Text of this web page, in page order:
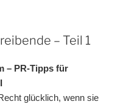
– Teil 1
– PR-Tipps für
glücklich, wenn sie